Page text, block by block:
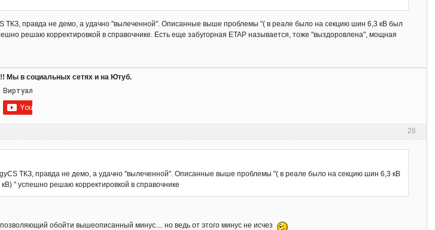
ТКЗ, правда не демо, а удачно "вылеченной". Описанные выше проблемы "( в реале было на секцию шин 6,3 кВ был
решаю корректировкой в справочнике. Есть еще забугорная ETAP называется, тоже "выздоровлена", мощная
Мы в социальных сетях и на Ютуб.
26
ТКЗ, правда не демо, а удачно "вылеченной". Описанные выше проблемы "( в реале было на секцию шин 6,3 кВ
" успешно решаю корректировкой в справочнике
обойти вышеописанный минус.... но ведь от этого минус не исчез